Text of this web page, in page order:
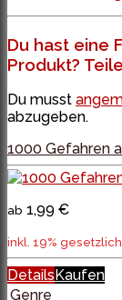
Du hast eine
Produkt?
Du musst
abzugeben.
1000 Gefahren
ab 1,99 €
inkl. 19%
Details Kaufen
Genre